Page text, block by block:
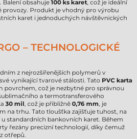
Balení obsahuje 100 ks karet, což je ideální
provozy. Produkt je vhodný pro výrobu
karet i jednoduchých návštěvnických
– TECHNOLOGICKÉ
z nejrozšířenějších polymerů v
vynikající tvarové stálosti. Tato PVC karta
povrchem, což je nezbytné pro správnou
a termotransferového
30 mil, což je přibližně 0,76 mm, je
na trhu. Tato tloušťka zajišťuje tuhost, na
standardních bankovních karet. Během
řezány precizní technologií, díky čemuž
otřepů.